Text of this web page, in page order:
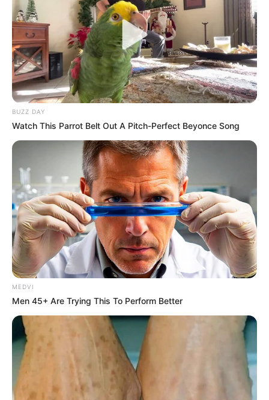
MÁS DE ESTA SECCIÓN
Roldán: le retuvieron la moto,
quiso escapar y agredió a la
policía, pero terminó detenido